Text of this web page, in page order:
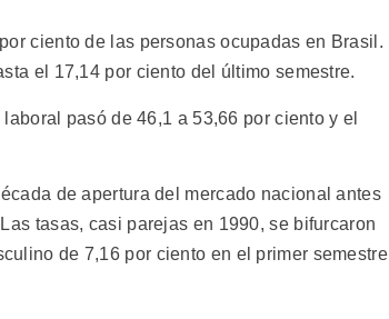
ciento de las personas ocupadas en Brasil.
el 17,14 por ciento del último semestre.
pasó de 46,1 a 53,66 por ciento y el
de apertura del mercado nacional antes
tasas, casi parejas en 1990, se bifurcaron
de 7,16 por ciento en el primer semestre